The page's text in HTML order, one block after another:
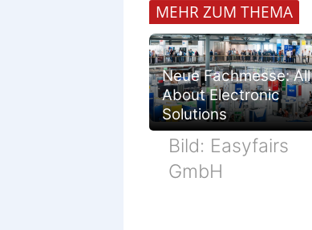
MEHR ZUM THEMA
Neue Fachmesse: All
About Electronic
Solutions
Bild: Easyfairs
GmbH